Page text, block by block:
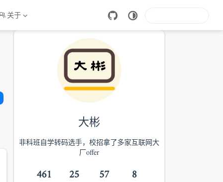
关于
大彬
非科班自学转码选手，校招拿了多家互联网大
厂offer
461 25 57 8